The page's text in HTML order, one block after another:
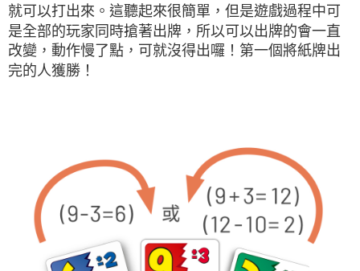
就可以打出來。這聽起來很簡單，但是遊戲過程中可
是全部的玩家同時搶著出牌，所以可以出牌的會一直
改變，動作慢了點，可就沒得出囉！第一個將紙牌出
完的人獲勝！